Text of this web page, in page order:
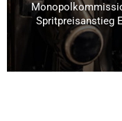
Spritpreisanstieg